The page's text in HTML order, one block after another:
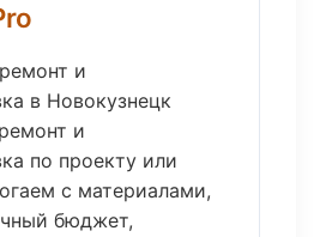
и
в Новокузнецк
и
по проекту или
с материалами,
бюджет,